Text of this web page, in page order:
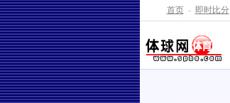
首页 - 即时比分